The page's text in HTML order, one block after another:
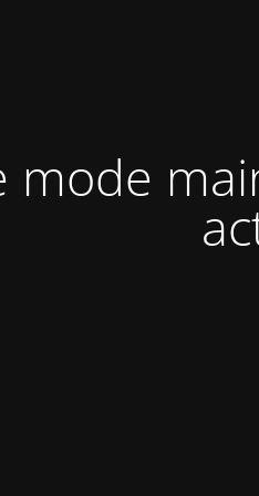
mode